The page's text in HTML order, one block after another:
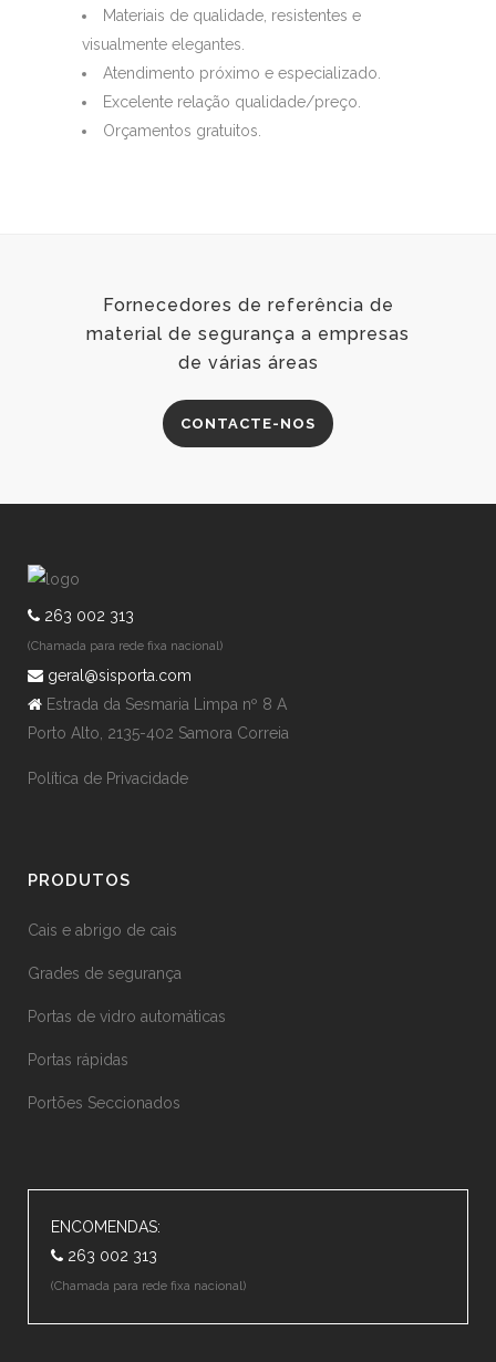
Materiais de qualidade, resistentes e
visualmente elegantes.
Atendimento próximo e especializado.
Excelente relação qualidade/preço.
Orçamentos gratuitos.
Fornecedores de referência de
material de segurança a empresas
de várias áreas
CONTACTE-NOS
263 002 313
(Chamada para rede fixa nacional)
geral@sisporta.com
Estrada da Sesmaria Limpa nº 8 A
Porto Alto, 2135-402 Samora Correia
Política de Privacidade
PRODUTOS
Cais e abrigo de cais
Grades de segurança
Portas de vidro automáticas
Portas rápidas
Portões Seccionados
ENCOMENDAS:
263 002 313
(Chamada para rede fixa nacional)